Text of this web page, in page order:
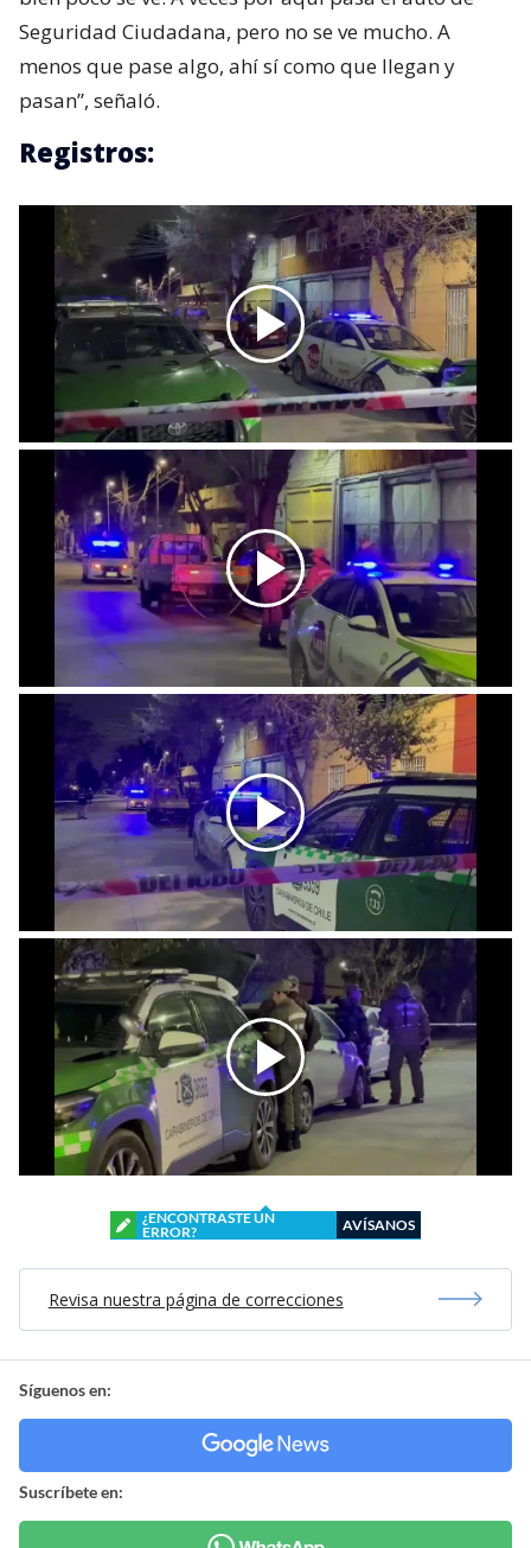
Seguridad Ciudadana, pero no se ve mucho. A
menos que pase algo, ahí sí como que llegan y
pasan”, señaló.
Registros:
¿ENCONTRASTE UN
ERROR?
AVÍSANOS
Revisa nuestra página de correcciones
Síguenos en:
Suscríbete en: